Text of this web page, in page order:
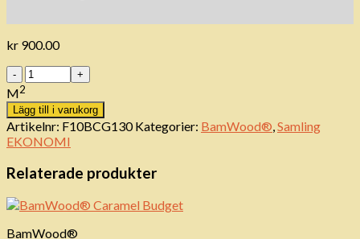
kr 900.00
Antal
M2
Lägg till i varukorg
Artikelnr: F10BCG130 Kategorier: BamWood®,Samling
EKONOMI
Relaterade produkter
BamWood®